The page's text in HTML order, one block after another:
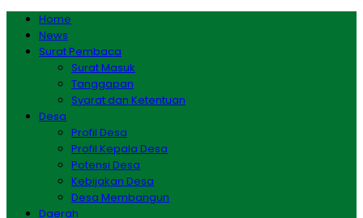
Home
News
Surat Pembaca
Surat Masuk
Tanggapan
Syarat dan Ketentuan
Desa
Profil Desa
Profil Kepala Desa
Potensi Desa
Kebijakan Desa
Desa Membangun
Daerah